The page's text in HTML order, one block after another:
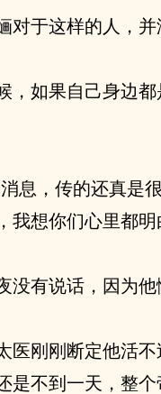
对于这样的人，并
，如果自己身边
息，传的还真是
我想你们心里都明
没有说话，因为他
医刚刚断定他活
是不到一天，整个